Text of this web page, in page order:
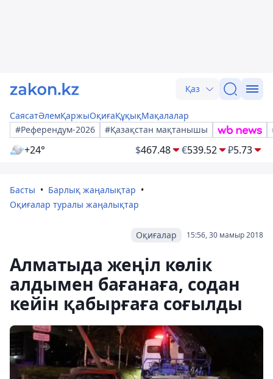
Қаз
СаясатӘлемҚаржыОқиғаҚұқықМақалалар
#Референдум-2026
#Қазақстан мақтанышы
+24° $467.48 €539.52 ₽5.73
Басты
Барлық жаңалықтар
Оқиғалар туралы жаңалықтар
15:56, 30 мамыр 2018
Оқиғалар
Алматыда жеңіл көлік
алдымен бағанаға, содан
кейін қабырғаға соғылды